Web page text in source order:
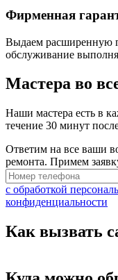
Фирменная
Выдаем расширенную
обслуживание
Мастера во
Наши мастера есть в
течение 30 минут
Ответим на все ваши
ремонта. Примем
с обработкой
конфиденциальности
Как вызвать